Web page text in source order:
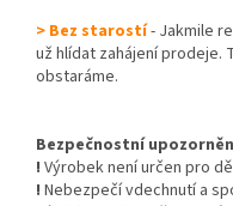
> Bez starostí- Jakmile
už hlídat zahájení prodeje.
obstaráme.
Bezpečnostní
! Výrobek není určen pro
! Nebezpečí vdechnutí a